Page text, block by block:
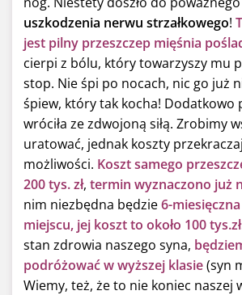
uszkodzenia nerwu strzałkowego!
jest pilny przeszczep mięśnia
cierpi z bólu, który towarzyszy mu
stop. Nie śpi po nocach, nic go już
śpiew, który tak kocha! Dodatkowo
wróciła ze zdwojoną siłą. Zrobimy
uratować, jednak koszty
możliwości. Koszt samego
200 tys. zł, termin wyznaczono już
nim niezbędna będzie6-
miejscu, jej koszt to około 100
stan zdrowia naszego syna,
podróżować w wyższej klasie(syn
Wiemy, też, że to nie koniec naszej